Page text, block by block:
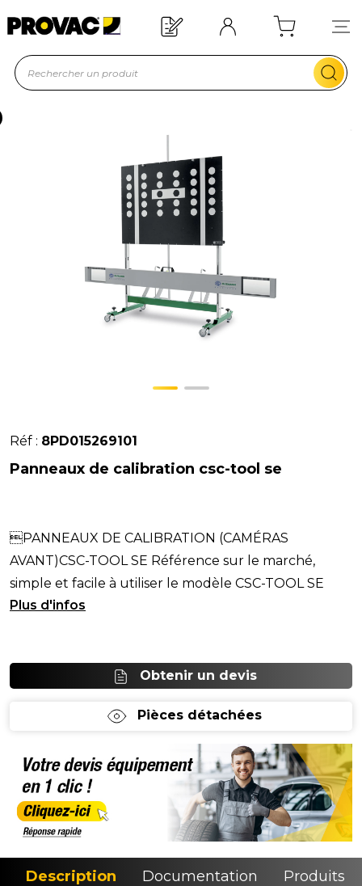
Offre de bienvenue : 20€ offerts !
En savoir plus
Réf : 8PD015269101
Panneaux de calibration csc-tool se
PANNEAUX DE CALIBRATION (CAMÉRAS
AVANT)CSC-TOOL SE Référence sur le marché,
simple et facile à utiliser le modèle CSC-TOOL SE
avec panneaux, garant
Obtenir un devis
Pièces détachées
Description Documentation Produits